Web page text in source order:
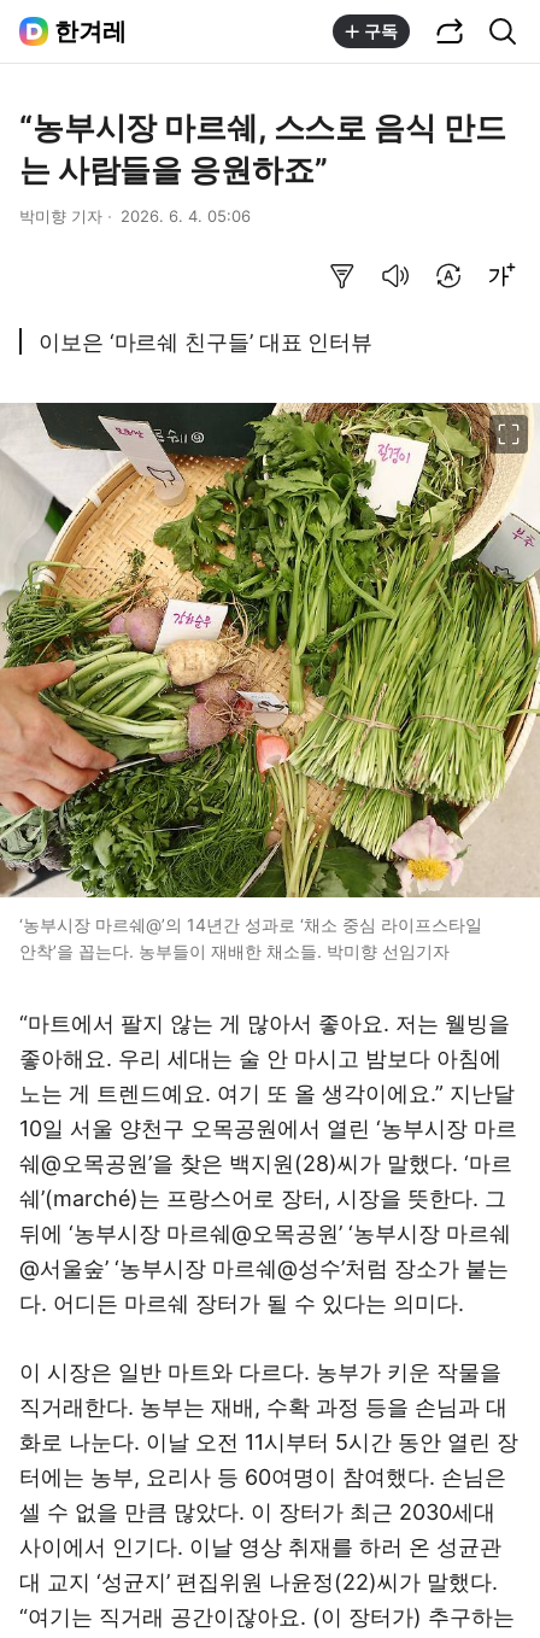
한겨레 구독
“농부시장 마르쉐, 스스로 음식 만드
는 사람들을 응원하죠”
박미향 기자 2026. 6. 4. 05:06
이보은 ‘마르쉐 친구들’ 대표 인터뷰
‘농부시장 마르쉐@’의 14년간 성과로 ‘채소 중심 라이프스타일
안착’을 꼽는다. 농부들이 재배한 채소들. 박미향 선임기자
“마트에서 팔지 않는 게 많아서 좋아요. 저는 웰빙을
좋아해요. 우리 세대는 술 안 마시고 밤보다 아침에
노는 게 트렌드예요. 여기 또 올 생각이에요.” 지난달
10일 서울 양천구 오목공원에서 열린 ‘농부시장 마르
쉐@오목공원’을 찾은 백지원(28)씨가 말했다. ‘마르
쉐’(marché)는 프랑스어로 장터, 시장을 뜻한다. 그
뒤에 ‘농부시장 마르쉐@오목공원’ ‘농부시장 마르쉐
@서울숲’ ‘농부시장 마르쉐@성수’처럼 장소가 붙는
다. 어디든 마르쉐 장터가 될 수 있다는 의미다.
이 시장은 일반 마트와 다르다. 농부가 키운 작물을
직거래한다. 농부는 재배, 수확 과정 등을 손님과 대
화로 나눈다. 이날 오전 11시부터 5시간 동안 열린 장
터에는 농부, 요리사 등 60여명이 참여했다. 손님은
셀 수 없을 만큼 많았다. 이 장터가 최근 2030세대
사이에서 인기다. 이날 영상 취재를 하러 온 성균관
대 교지 ‘성균지’ 편집위원 나윤정(22)씨가 말했다.
“여기는 직거래 공간이잖아요. (이 장터가) 추구하는